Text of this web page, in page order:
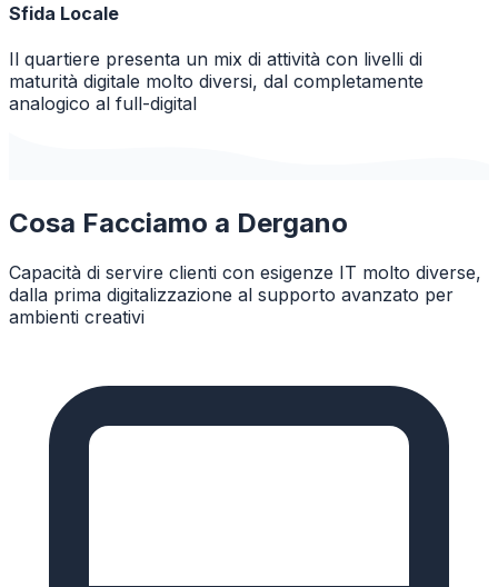
Sfida Locale
Il quartiere presenta un mix di attività con livelli di
maturità digitale molto diversi, dal completamente
analogico al full-digital
Cosa Facciamo a Dergano
Capacità di servire clienti con esigenze IT molto diverse,
dalla prima digitalizzazione al supporto avanzato per
ambienti creativi